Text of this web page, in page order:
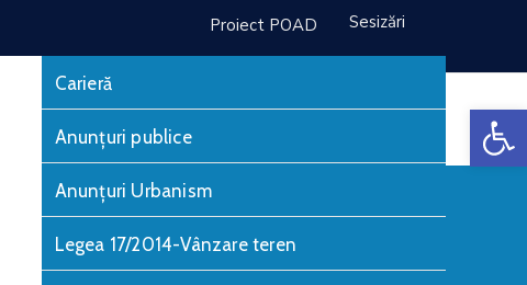
Proiect POAD Sesizări
Monitorul Oficial Local
Carieră
Anunțuri publice
Anunțuri Urbanism
Legea 17/2014-Vânzare teren